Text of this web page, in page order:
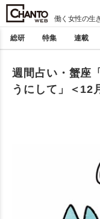
働く女性の生
総研 特集 連載
週間占い・蟹座
うにして」＜12